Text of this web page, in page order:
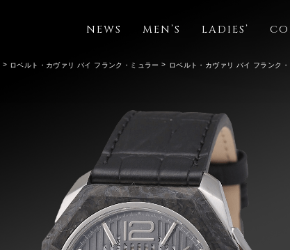
NEWS MEN’S LADIES’
ロベルト・カヴァリ バイ フランク・ミュラー ロベルト・カヴァリ バイ フランク・